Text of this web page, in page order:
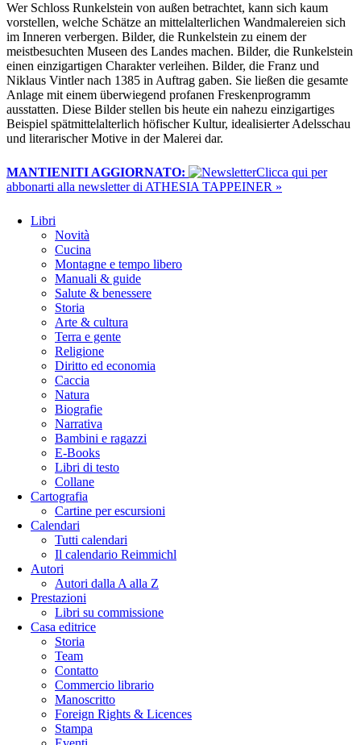
Wer Schloss Runkelstein von außen betrachtet, kann sich kaum
vorstellen, welche Schätze an mittelalterlichen Wandmalereien sich
im Inneren verbergen. Bilder, die Runkelstein zu einem der
meistbesuchten Museen des Landes machen. Bilder, die Runkelstein
einen einzigartigen Charakter verleihen. Bilder, die Franz und
Niklaus Vintler nach 1385 in Auftrag gaben. Sie ließen die gesamte
Anlage mit einem überwiegend profanen Freskenprogramm
ausstatten. Diese Bilder stellen bis heute ein nahezu einzigartiges
Beispiel spätmittelalterlich höfischer Kultur, idealisierter Adelsschau
und literarischer Motive in der Malerei dar.
MANTIENITI AGGIORNATO:
​Clicca qui per
abbonarti alla newsletter di ATHESIA TAPPEINER »
Libri
Novità
Cucina
Montagne e tempo libero
Manuali & guide
Salute & benessere
Storia
Arte & cultura
Terra e gente
Religione
Diritto ed economia
Caccia
Natura
Biografie
Narrativa
Bambini e ragazzi
E-Books
Libri di testo
Collane
Cartografia
Cartine per escursioni
Calendari
Tutti calendari
Il calendario Reimmichl
Autori
Autori dalla A alla Z
Prestazioni
Libri su commissione
Casa editrice
Storia
Team
Contatto
Commercio librario
Manoscritto
Foreign Rights & Licences
Stampa